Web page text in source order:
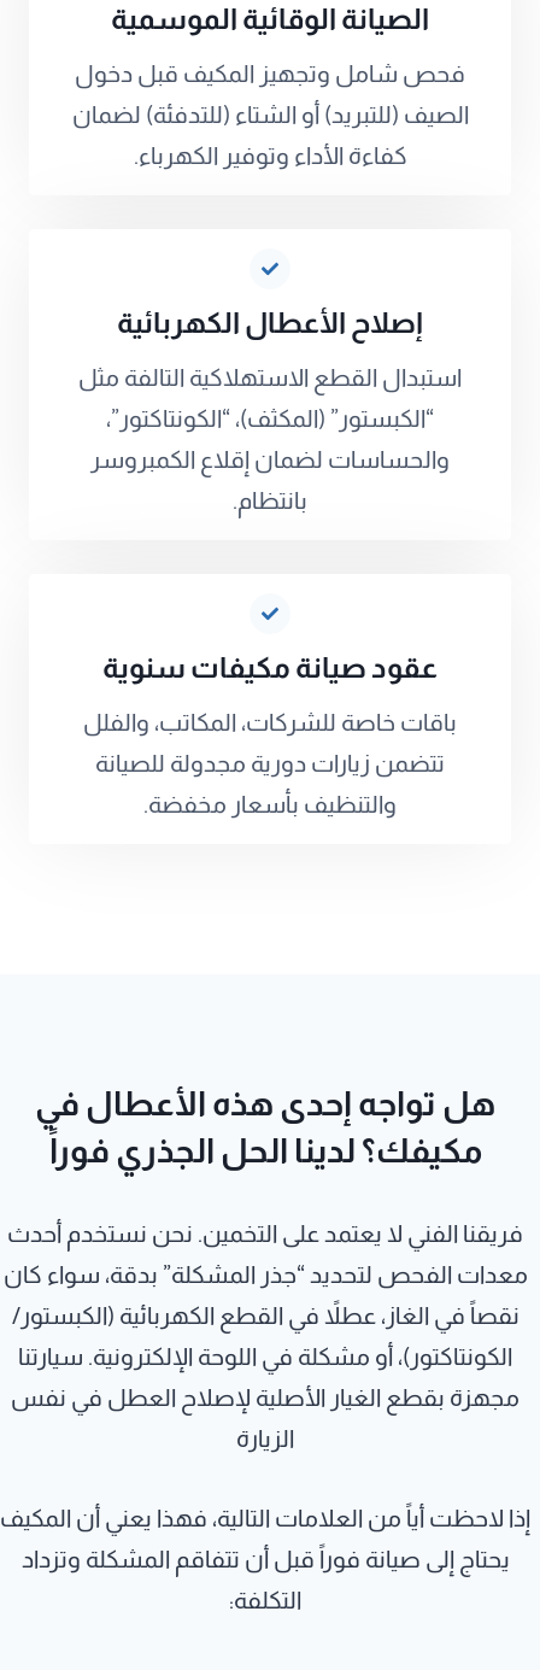
الصيانة الوقائية الموسمية
فحص شامل وتجهيز المكيف قبل دخول
الصيف (للتبريد) أو الشتاء (للتدفئة) لضمان
كفاءة الأداء وتوفير الكهرباء.
إصلاح الأعطال الكهربائية
استبدال القطع الاستهلاكية التالفة مثل
“الكبستور” (المكثف)، “الكونتاكتور”،
والحساسات لضمان إقلاع الكمبروسر
بانتظام.
عقود صيانة مكيفات سنوية
باقات خاصة للشركات، المكاتب، والفلل
تتضمن زيارات دورية مجدولة للصيانة
والتنظيف بأسعار مخفضة.
هل تواجه إحدى هذه الأعطال في
مكيفك؟ لدينا الحل الجذري فوراً
فريقنا الفني لا يعتمد على التخمين. نحن نستخدم أحدث
معدات الفحص لتحديد “جذر المشكلة” بدقة، سواء كان
نقصاً في الغاز، عطلاً في القطع الكهربائية (الكبستور/
الكونتاكتور)، أو مشكلة في اللوحة الإلكترونية. سيارتنا
مجهزة بقطع الغيار الأصلية لإصلاح العطل في نفس
الزيارة
إذا لاحظت أياً من العلامات التالية، فهذا يعني أن المكيف
يحتاج إلى صيانة فوراً قبل أن تتفاقم المشكلة وتزداد
التكلفة: